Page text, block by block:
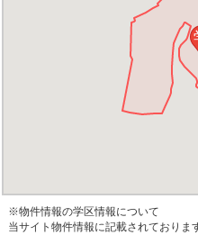
※物件情報の学区情報について
当サイト物件情報に記載されており